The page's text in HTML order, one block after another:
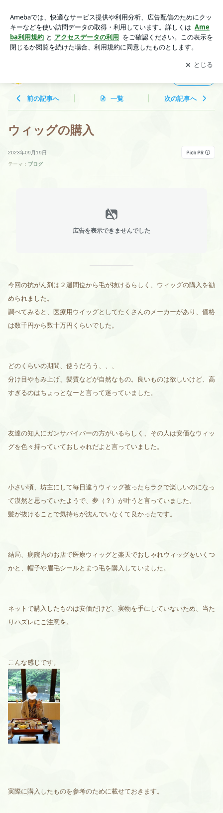
アプリをダウンロードして ブログの更新通知
を受け取りまし
ょう。
開く
前の記事へ 一覧 次の記事へ
ウィッグの購入
2023年09月19日
テーマ： ブログ
広告を表示できませんでした
今回の抗がん剤は２週間位から毛が抜けるらしく、ウィッグの購入を勧
められました。
調べてみると、医療用ウイッグとしてたくさんのメーカーがあり、価格
は数千円から数十万円くらいでした。
どのくらいの期間、使うだろう、、、
分け目やもみ上げ、髪質などが自然なもの。良いものは欲しいけど、高
すぎるのはちょっとなーと言って迷っていました。
友達の知人にガンサバイバーの方がいるらしく、その人は安価なウィッ
グを色々持っていておしゃれだよと言っていました。
小さい頃、坊主にして毎日違うウィッグ被ったらラクで楽しいのになっ
て漠然と思っていたようで、夢（？）が叶うと言っていました。
髪が抜けることで気持ちが沈んでいなくて良かったです。
結局、病院内のお店で医療ウィッグと楽天でおしゃれウィッグをいくつ
かと、帽子や眉毛シールとまつ毛を購入していました。
ネットで購入したものは安価だけど、実物を手にしていないため、当た
りハズレにご注意を。
こんな感じです。
実際に購入したものを参考のために載せておきます。